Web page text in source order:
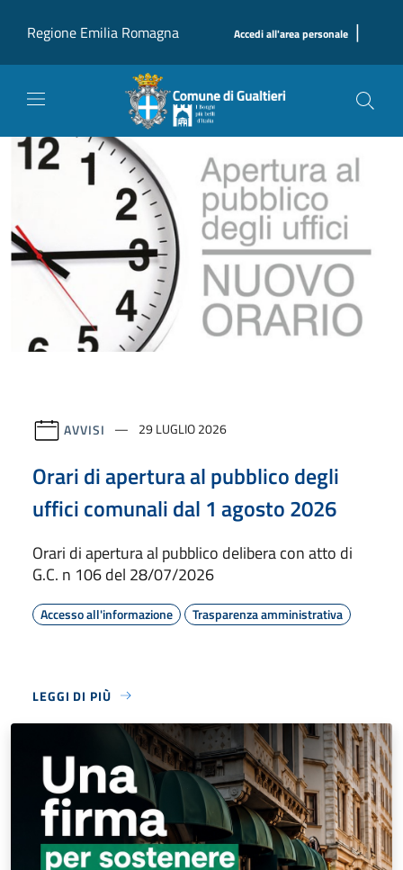
Regione Emilia Romagna
Accedi all'area personale |
AVVISI 29 LUGLIO 2026
Orari di apertura al pubblico degli
uffici comunali dal 1 agosto 2026
Orari di apertura al pubblico delibera con atto di
G.C. n 106 del 28/07/2026
Accesso all'informazione Trasparenza amministrativa
LEGGI DI PIÙ